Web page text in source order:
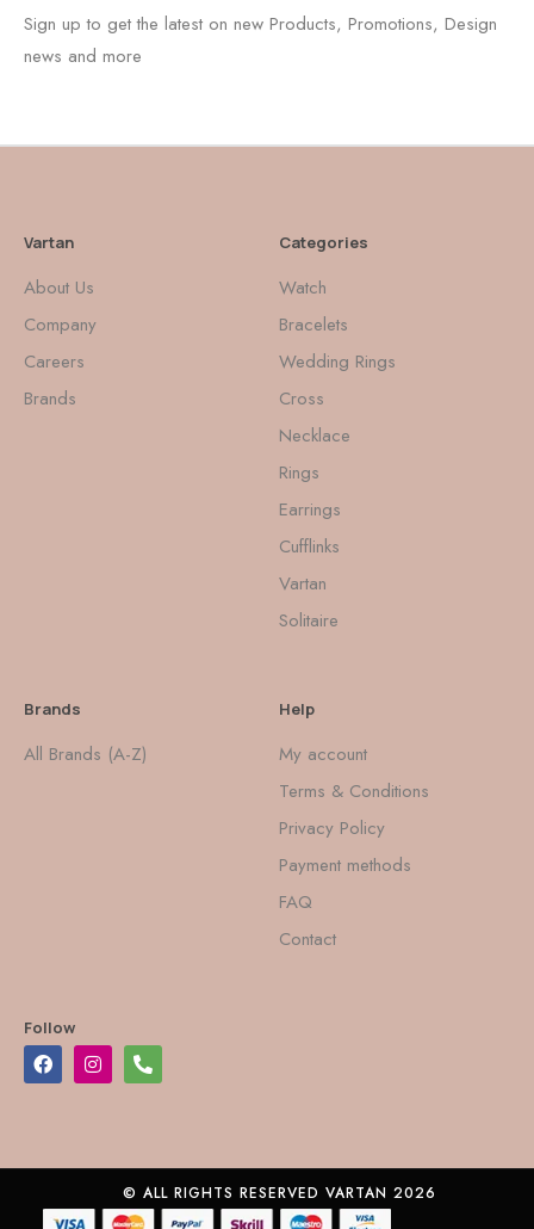
Sign up to get the latest on new Products, Promotions, Design
news and more
Vartan
About Us
Company
Careers
Brands
Categories
Watch
Bracelets
Wedding Rings
Cross
Necklace
Rings
Earrings
Cufflinks
Vartan
Solitaire
Brands
All Brands (A-Z)
Help
My account
Terms & Conditions
Privacy Policy
Payment methods
FAQ
Contact
Follow
© ALL RIGHTS RESERVED VARTAN 2026